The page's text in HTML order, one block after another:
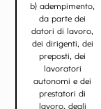
b) adempimento,
da parte dei
datori di lavoro,
dei dirigenti, dei
preposti, dei
lavoratori
autonomi e dei
prestatori di
lavoro, degli